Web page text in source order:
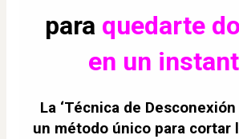
para quedarte
en un
La ‘Técnica de Desconexión
un método único para cortar